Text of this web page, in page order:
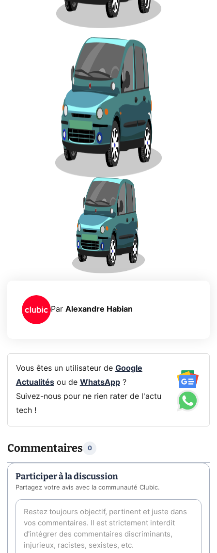
Par Alexandre Habian
Vous êtes un utilisateur de Google
Actualitésou de WhatsApp?
Suivez-nous pour ne rien rater de l'actu
tech !
Commentaires 0
Participer à la discussion
Partagez votre avis avec la communauté Clubic.